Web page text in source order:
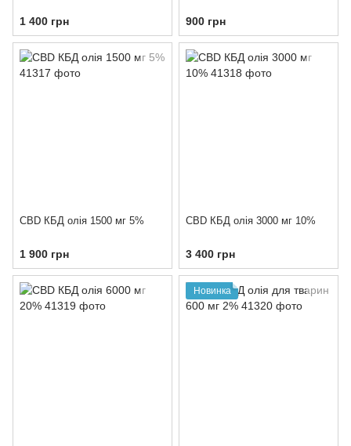
1 400 грн 900 грн
CBD КБД олія 1500 мг 5%
1 900 грн
CBD КБД олія 3000 мг 10%
3 400 грн
Новинка